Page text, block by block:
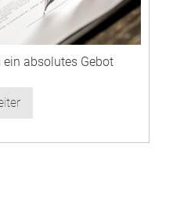
absolutes Gebot